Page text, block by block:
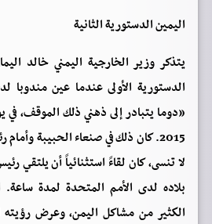
اليمين الدستورية الثانية
يتذكر وزير الخارجية اليمني خالد
الدستورية الأولى عندما عين مندوبا
2015. كان ذلك في صنعاء الحبيبة
لا تنسى، كان لقاءً استثنائياً أن يلتقي
بلاده لدى الأمم المتحدة لمدة
الكثير من مشاكل اليمن، وعرض رؤيته